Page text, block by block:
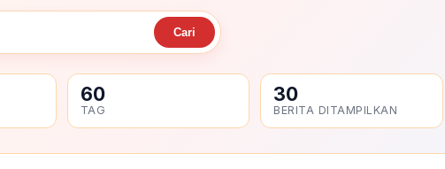
Cari
60
TAG
30
BERITA DITAMPILKAN